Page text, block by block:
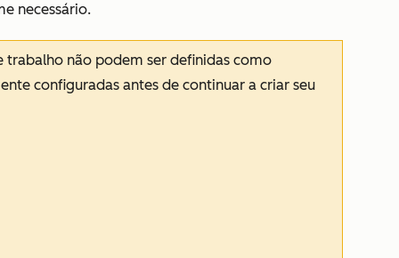
necessário.
trabalho não podem ser definidas como
configuradas antes de continuar a criar seu